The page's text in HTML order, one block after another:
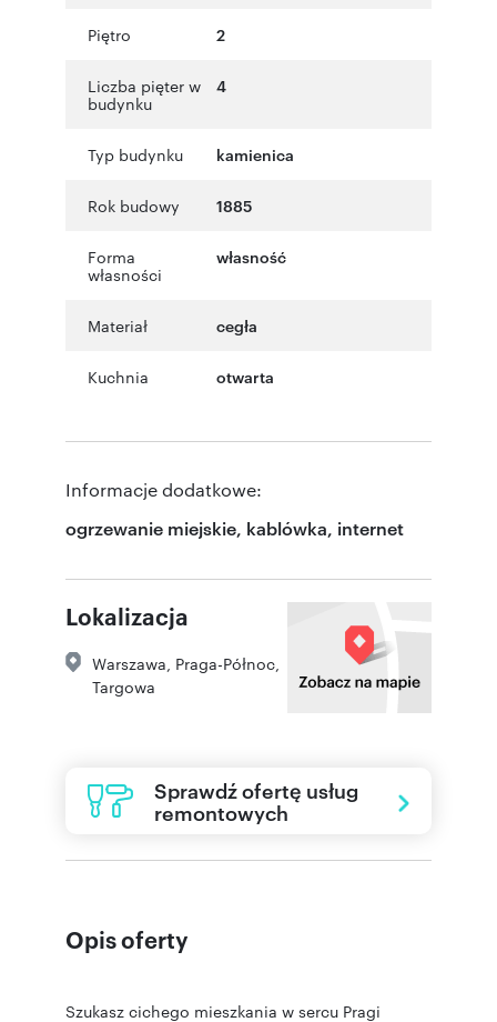
Piętro 2
Liczba pięter w
budynku
4
Typ budynku kamienica
Rok budowy 1885
Forma
własności
własność
Materiał cegła
Kuchnia otwarta
Informacje dodatkowe:
ogrzewanie miejskie, kablówka, internet
Lokalizacja
Warszawa Praga-Północ
Targowa
Sprawdź ofertę usług
remontowych
Opis oferty
Szukasz cichego mieszkania w sercu Pragi